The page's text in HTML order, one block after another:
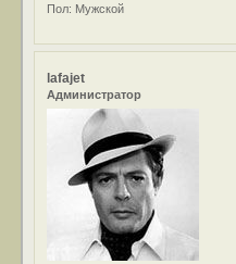
Пол: Мужской
lafajet
Администратор